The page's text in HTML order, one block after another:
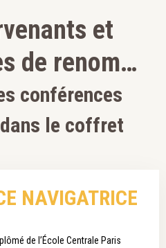
et
de renom…
conférences
le coffret
NAVIGATRICE
de l’École Centrale Paris